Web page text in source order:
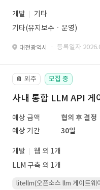
개발
기타
기타(유지보수ㆍ운영)
대전광역시 · 등록일자
📔 외주 모집 중
사내 통합 LLM API 게
예상 금액
협의 후 결정
예상 기간
30일
개발
웹 외 1개
LLM 구축 외 1개
litellm(오픈소스 llm 게이트웨